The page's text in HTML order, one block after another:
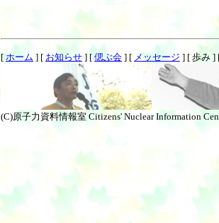
[ ホーム ] [ お知らせ ] [ 偲ぶ会 ] [ メッセージ ] [ 歩み ]
(C)原子力資料情報室 Citizens' Nuclear Information